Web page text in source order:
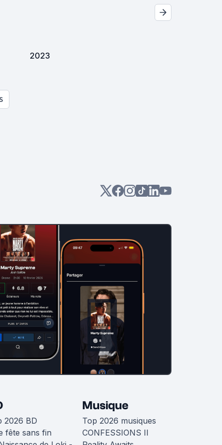
2023
2026 BD
fête sans fin
Musique
Top 2026 musiques
CONFESSIONS II